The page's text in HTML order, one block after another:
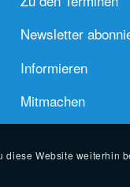
Newsletter
Informieren
Mitmachen
Website weiterhin